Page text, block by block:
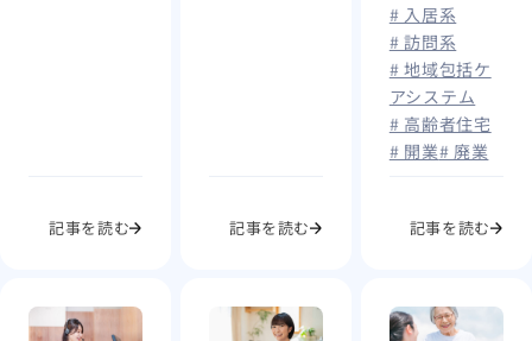
記事を読む 記事を読む
# 入居系
# 訪問系
# 地域包括ケ
アシステム
# 高齢者住宅
# 開業# 廃業
記事を読む